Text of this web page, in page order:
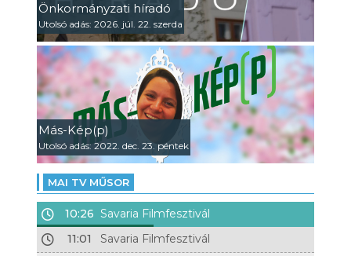
Önkormányzati híradó
Utolsó adás: 2026. júl. 22. szerda
Más-Kép(p)
Utolsó adás: 2022. dec. 23. péntek
MAI TV MŰSOR
10:26 Savaria Filmfesztivál
11:01
Savaria Filmfesztivál